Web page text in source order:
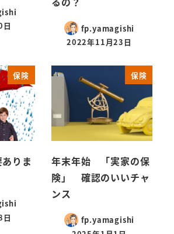
fp.yamagishi
2022年11月23日
保険
りま
保険
年末年始 「実家の保
険」 確認のいいチャ
ンス
fp.yamagishi